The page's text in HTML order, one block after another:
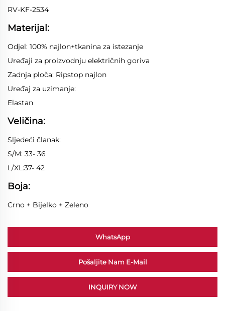
RV-KF-2534
Materijal:
Odjel: 100% najlon+tkanina za istezanje
Uređaji za proizvodnju električnih goriva
Zadnja ploča: Ripstop najlon
Uređaj za uzimanje:
Elastan
Veličina:
Sljedeći članak:
S/M: 33- 36
L/XL:37- 42
Boja:
Crno + Bijelko + Zeleno
WhatsApp
Pošaljite Nam E-Mail
INQUIRY NOW